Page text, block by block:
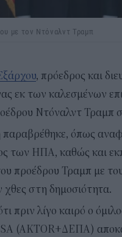
με τον Ντόναλντ Τραμπ
, πρόεδρος και
εκ των καλεσμένων
Ντόναλντ Τραμπ
όπως
των ΗΠΑ, καθώς και
προέδρου Τραμπ με
χθες στη δημοσιότητα.
πριν λίγο καιρό ο
(AKTOR+ΔΕΠΑ)